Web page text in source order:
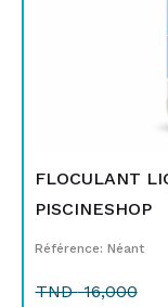
FLOCULANT
PISCINESHOP
Référence: Néant
TND16,000